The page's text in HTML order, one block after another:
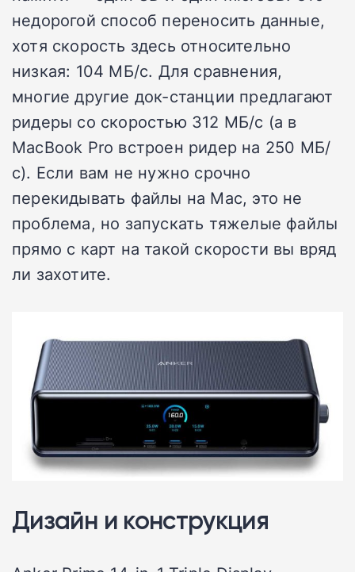
недорогой способ переносить данные,
хотя скорость здесь относительно
низкая: 104 МБ/с. Для сравнения,
многие другие док-станции предлагают
ридеры со скоростью 312 МБ/с (а в
MacBook Pro встроен ридер на 250 МБ/
с). Если вам не нужно срочно
перекидывать файлы на Mac, это не
проблема, но запускать тяжелые файлы
прямо с карт на такой скорости вы вряд
ли захотите.
Дизайн и конструкция